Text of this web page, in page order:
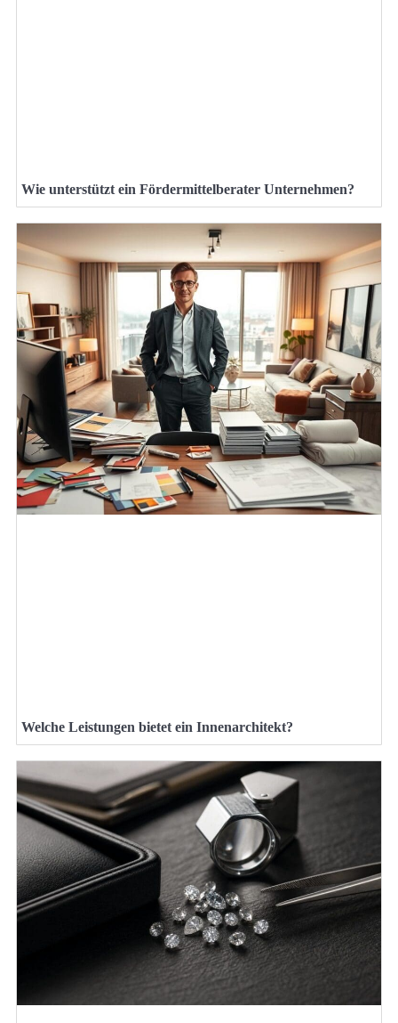
Wie unterstützt ein Fördermittelberater Unternehmen?
Welche Leistungen bietet ein Innenarchitekt?